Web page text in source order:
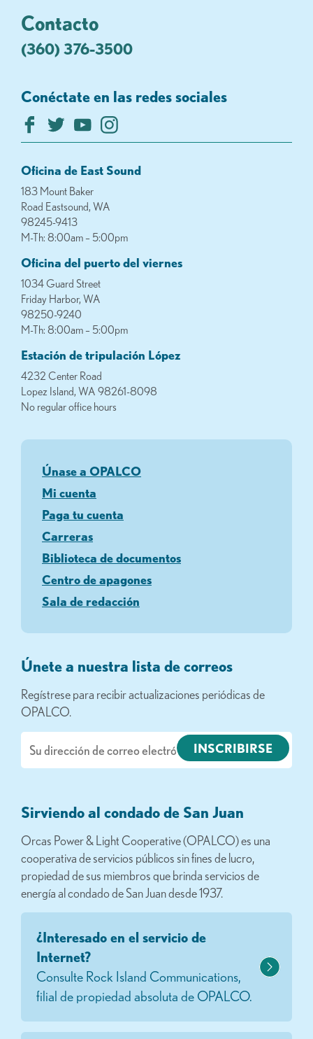
Contacto
(360) 376-3500
Conéctate en las redes sociales
Oficina de East Sound
183 Mount Baker
Road Eastsound, WA
98245-9413
M-Th: 8:00am – 5:00pm
Oficina del puerto del viernes
1034 Guard Street
Friday Harbor, WA
98250-9240
M-Th: 8:00am – 5:00pm
Estación de tripulación López
4232 Center Road
Lopez Island, WA 98261-8098
No regular office hours
Únase a OPALCO
Mi cuenta
Paga tu cuenta
Carreras
Biblioteca de documentos
Centro de apagones
Sala de redacción
Únete a nuestra lista de correos
Regístrese para recibir actualizaciones periódicas de
OPALCO.
electrónico
Sirviendo al condado de San Juan
Orcas Power & Light Cooperative (OPALCO) es una
cooperativa de servicios públicos sin fines de lucro,
propiedad de sus miembros que brinda servicios de
energía al condado de San Juan desde 1937.
¿Interesado en el servicio de
Internet?
Consulte Rock Island Communications,
filial de propiedad absoluta de OPALCO.